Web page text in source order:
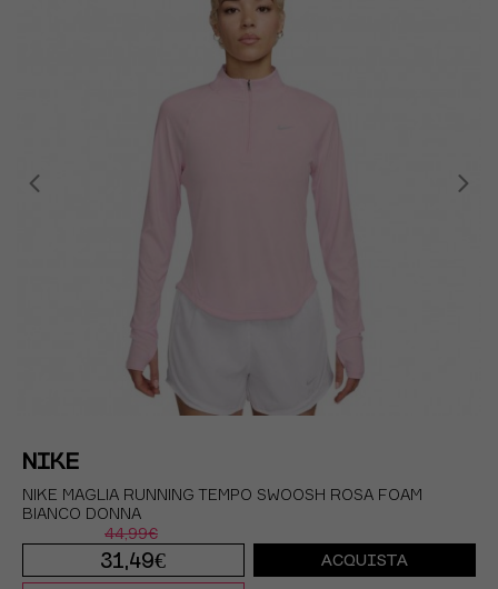
NIKE
NIKE MAGLIA RUNNING TEMPO SWOOSH ROSA FOAM
BIANCO DONNA
44,99€
31,49€ ACQUISTA